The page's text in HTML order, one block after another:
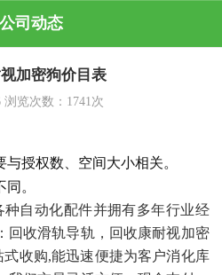
公司动态
加密狗价目表
浏览次数： 1741次
授权数、空间大小相关。
。
自动化配件并拥有多年行业经
回收滑轨导轨，回收康耐视加密
收购,能迅速便捷为客户消化库